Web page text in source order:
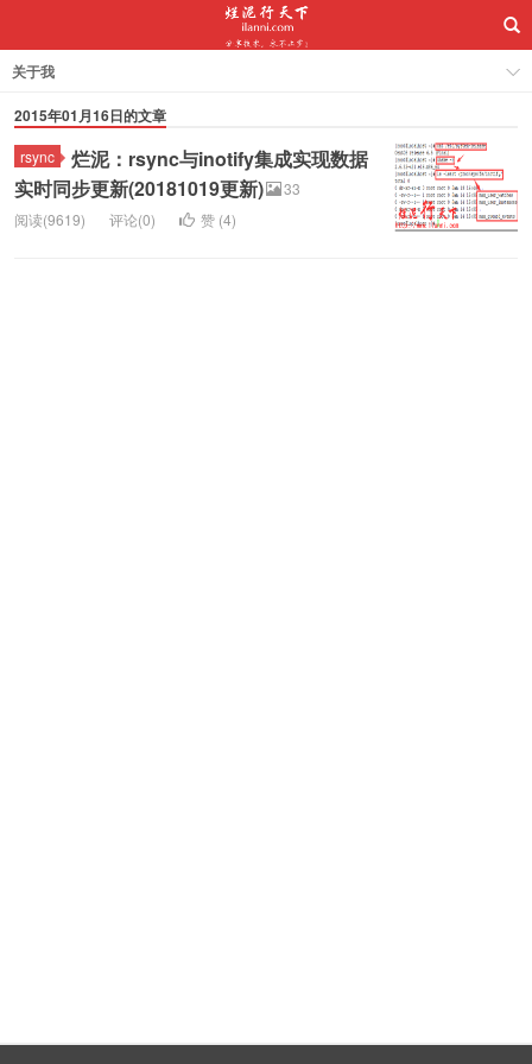
关于我
2015年01月16日的文章
rsync
烂泥：rsync与inotify集成实现数据
实时同步更新(20181019更新)
33
阅读(9619)
评论(0) 赞 (4)